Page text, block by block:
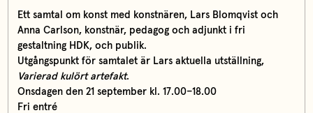
Ett samtal om konst med konstnären, Lars Blomqvist och
Anna Carlson, konstnär, pedagog och adjunkt i fri
gestaltning HDK, och publik.
Utgångspunkt för samtalet är Lars aktuella utställning,
Varierad kulört artefakt.
Onsdagen den 21 september kl. 17.00–18.00
Fri entré